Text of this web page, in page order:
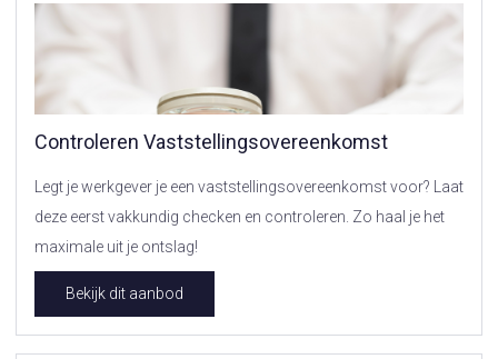
Controleren Vaststellingsovereenkomst
Legt je werkgever je een vaststellingsovereenkomst voor? Laat
deze eerst vakkundig checken en controleren. Zo haal je het
maximale uit je ontslag!
Bekijk dit aanbod